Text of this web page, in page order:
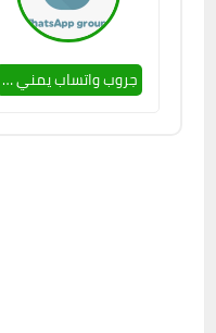
جروب واتساب يمني بس بنات 🔥❤